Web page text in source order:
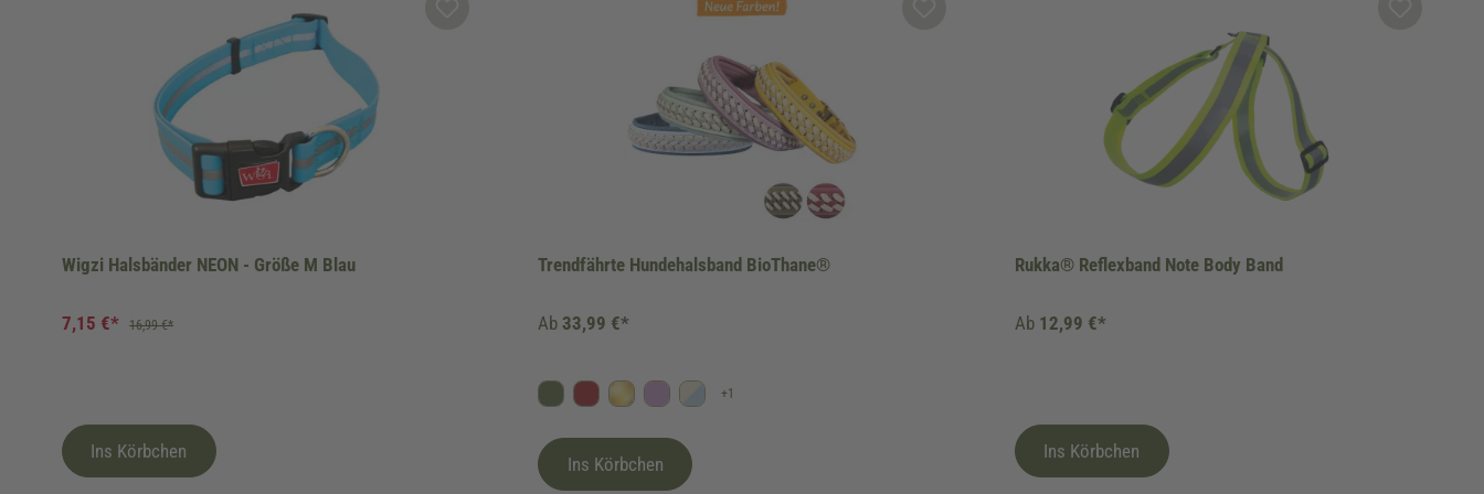
Wigzi Halsbänder NEON - Größe M Blau
7,15 €* 16,99 €*
Ins Körbchen
Trendfährte Hundehalsband BioThane®
Oliv Bordeaux
GoldFliederHimmelblau/Beige
+1
Ab33,99 €*
Ins Körbchen
Rukka® Reflexband Note Body Band
Ab 12,99 €*
Ins Körbchen